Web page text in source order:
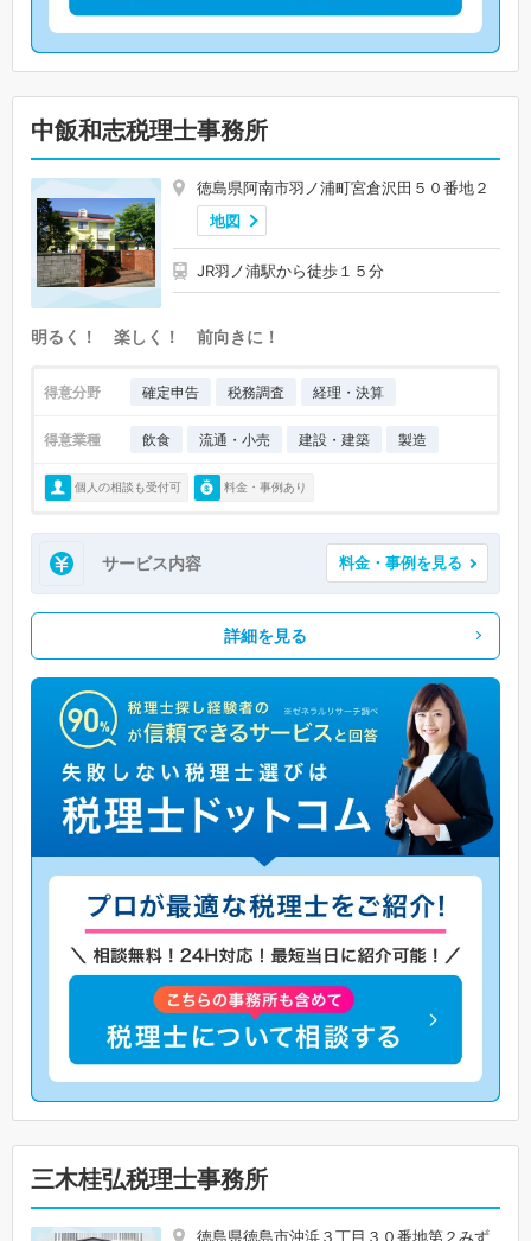
中飯和志税理士事務所
徳島県阿南市羽ノ浦町宮倉沢田５０番地２
地図
JR羽ノ浦駅から徒歩１５分
明るく！ 楽しく！ 前向きに！
得意分野 確定申告 税務調査 経理・決算
得意業種 飲食 流通・小売 建設・建築 製造
個人の相談も受付可 料金・事例あり
サービス内容 料金・事例を見る
詳細を見る
三木桂弘税理士事務所
徳島県徳島市沖浜３丁目３０番地第２みず